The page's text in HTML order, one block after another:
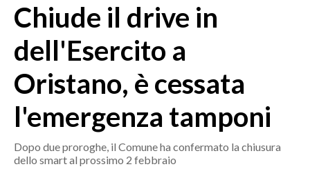
SASSARI E PROVINCIA
GALLURA
OGLIASTRA
AGENDA
ITALIA
Chiude il drive in
dell'Esercito a
Oristano, è cessata
l'emergenza tamponi
Dopo due proroghe, il Comune ha confermato la chiusura
dello smart al prossimo 2 febbraio